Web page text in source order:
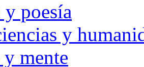
poesía
y
mente